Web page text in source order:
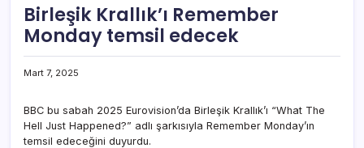
Birleşik Krallık’ı Remember
Monday temsil edecek
Mart 7, 2025
BBC bu sabah 2025 Eurovision’da Birleşik Krallık’ı “What The
Hell Just Happened?” adlı şarkısıyla Remember Monday’ın
temsil edeceğini duyurdu.